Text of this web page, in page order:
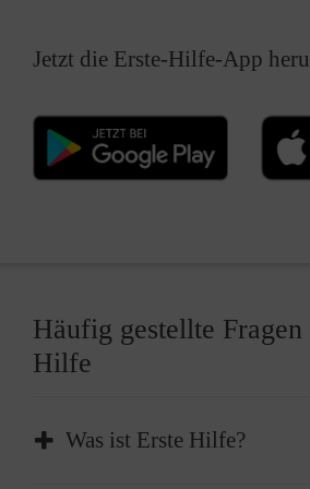
Jetzt die Erste-Hilfe-App
Häufig gestellte Fragen
Hilfe
Was ist Erste Hilfe?